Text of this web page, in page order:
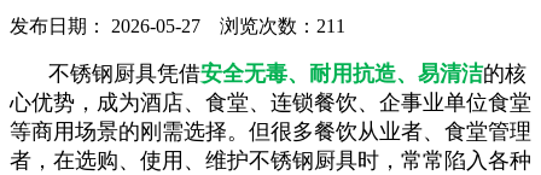
发布日期： 2026-05-27 浏览次数：211
不锈钢厨具凭借安全无毒、耐用抗造、易清洁的核
心优势，成为酒店、食堂、连锁餐饮、企事业单位食堂
等商用场景的刚需选择。但很多餐饮从业者、食堂管理
者，在选购、使用、维护不锈钢厨具时，常常陷入各种